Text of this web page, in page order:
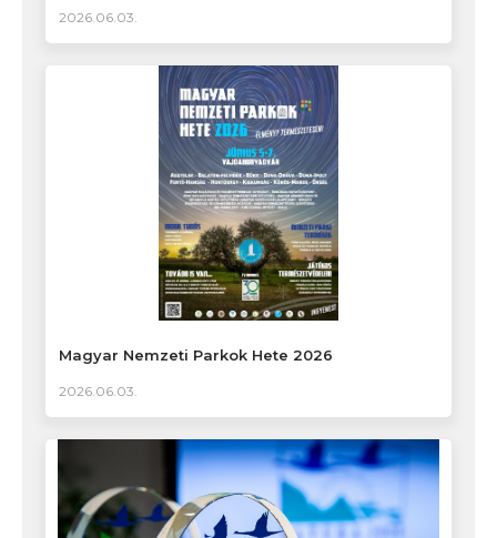
2026.06.03.
Magyar Nemzeti Parkok Hete 2026
2026.06.03.